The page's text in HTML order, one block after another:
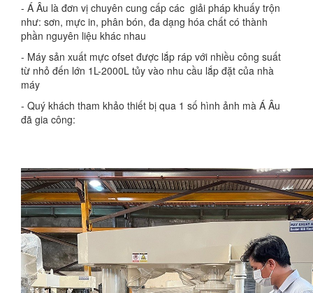
- Á Âu là đơn vị chuyên cung cấp các giải pháp khuấy trộn
như: sơn, mực in, phân bón, đa dạng hóa chất có thành
phần nguyên liệu khác nhau
- Máy sản xuất mực ofset được lắp ráp với nhiều công suất
từ nhỏ đến lớn 1L-2000L tủy vào nhu cầu lắp đặt của nhà
máy
- Quý khách tham khảo thiết bị qua 1 số hình ảnh mà Á Âu
đã gia công: